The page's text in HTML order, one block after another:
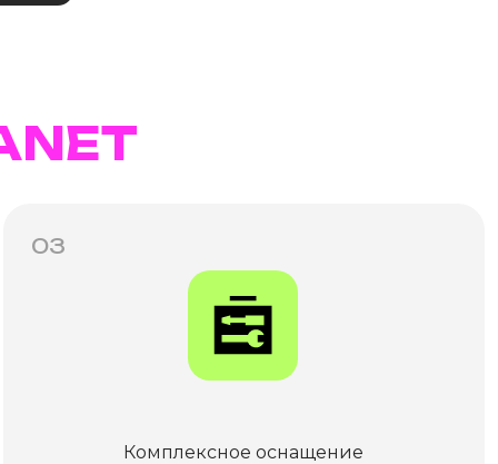
03
Комплексное оснащение